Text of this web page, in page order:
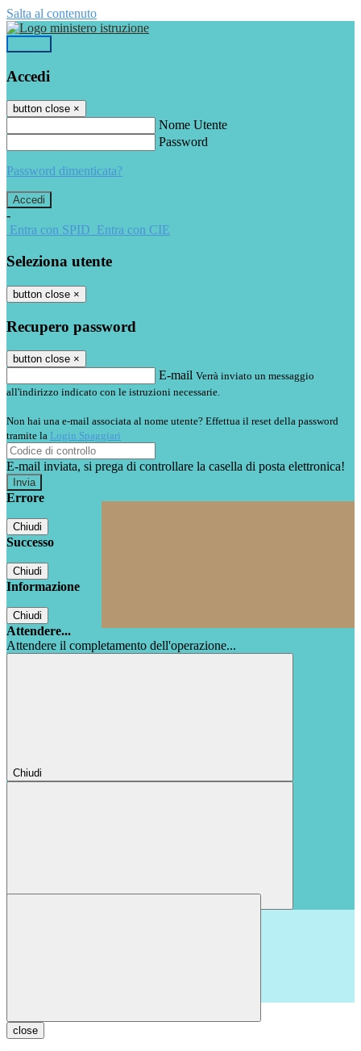
Salta al contenuto
Accedi
button close ×
Nome Utente
Password
Password dimenticata?
-
Entra con SPID Entra con CIE
Seleziona utente
button close ×
Recupero password
button close ×
E-mail Verrà inviato un messaggio
all'indirizzo indicato con le istruzioni necessarie.
Non hai una e-mail associata al nome utente? Effettua il reset della password
tramite la Login Spaggiari
E-mail inviata, si prega di controllare la casella di posta elettronica!
Errore
Chiudi
Successo
Chiudi
Informazione
Chiudi
Attendere...
Attendere il completamento dell'operazione...
Chiudi
close